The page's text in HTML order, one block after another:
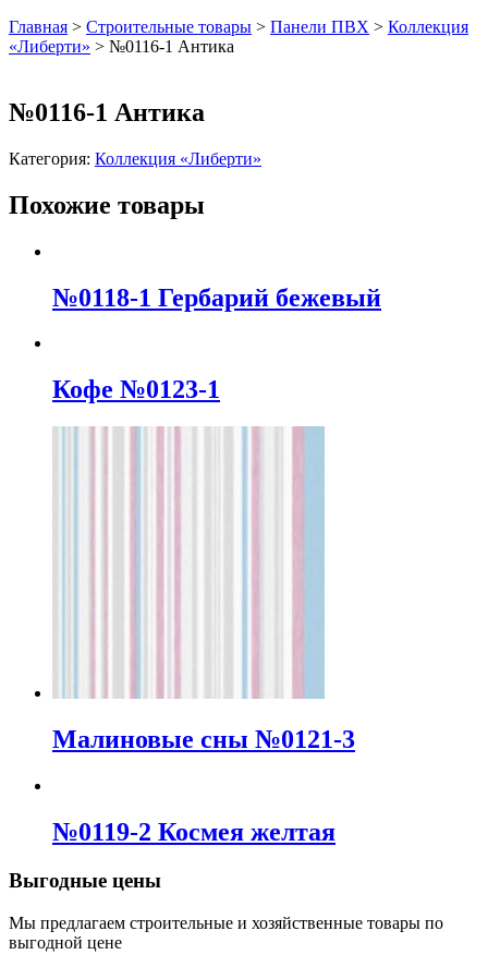
Главная > Строительные товары > Панели ПВХ > Коллекция
«Либерти» > №0116-1 Антика
№0116-1 Антика
Категория: Коллекция «Либерти»
Похожие товары
№0118-1 Гербарий бежевый
Кофе №0123-1
Малиновые сны №0121-3
№0119-2 Космея желтая
Выгодные цены
Мы предлагаем строительные и хозяйственные товары по
выгодной цене